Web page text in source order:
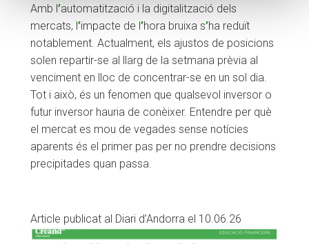
Amb l’automatització i la digitalització dels
mercats, l’impacte de l’hora bruixa s’ha reduït
notablement. Actualment, els ajustos de posicions
solen repartir-se al llarg de la setmana prèvia al
venciment en lloc de concentrar-se en un sol dia.
Tot i això, és un fenomen que qualsevol inversor o
futur inversor hauria de conèixer. Entendre per què
el mercat es mou de vegades sense notícies
aparents és el primer pas per no prendre decisions
precipitades quan passa.
Article publicat al Diari d’Andorra el 10.06.26